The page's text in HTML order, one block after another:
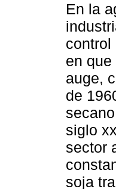
En la
control
en
auge,
de
siglo
sector
soja